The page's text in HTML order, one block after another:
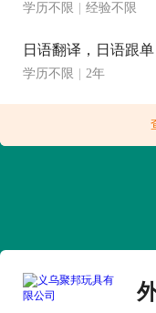
学历不限 经验不限
日语翻译，日语跟单
学历不限 2年